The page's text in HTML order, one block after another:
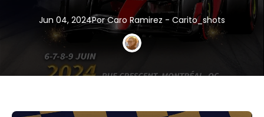
Jun 04, 2024Por Caro Ramirez - Carito_shots